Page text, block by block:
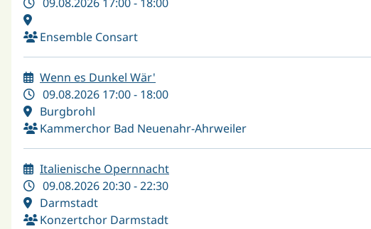
Ensemble Consart
Wenn es Dunkel Wär'
09.08.2026 17:00 - 18:00
Burgbrohl
Kammerchor Bad Neuenahr-Ahrweiler
Italienische Opernnacht
09.08.2026 20:30 - 22:30
Darmstadt
Konzertchor Darmstadt